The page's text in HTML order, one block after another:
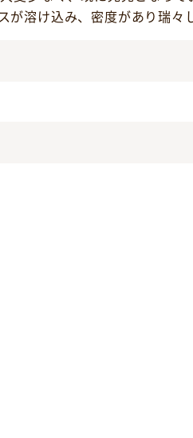
溶け込み、密度があり瑞々